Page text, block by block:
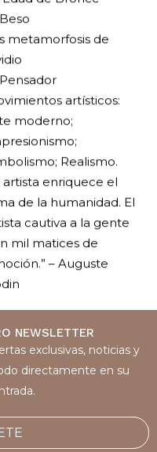
metamorfosis de
artísticos:
moderno;
Realismo.
artista enriquece el
de la humanidad. El
cautiva a la gente
mil matices de
– Auguste
NEWSLETTER
exclusivas, noticias y
directamente en su